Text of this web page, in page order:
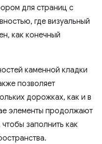
для страниц с
где визуальный
как конечный
каменной кладки
позволяет
дорожках, как и в
элементы продолжают
заполнить как